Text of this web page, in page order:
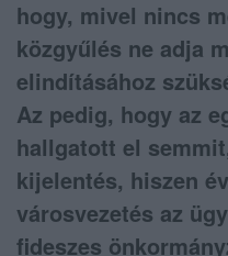
hogy, mivel nincs
közgyűlés ne adja
elindításához
Az pedig, hogy az
hallgatott el
kijelentés, hiszen
városvezetés az
fideszes